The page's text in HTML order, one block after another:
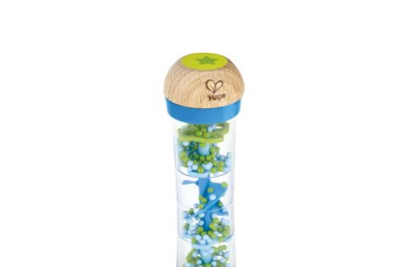
ADD TO CART / DETALLES